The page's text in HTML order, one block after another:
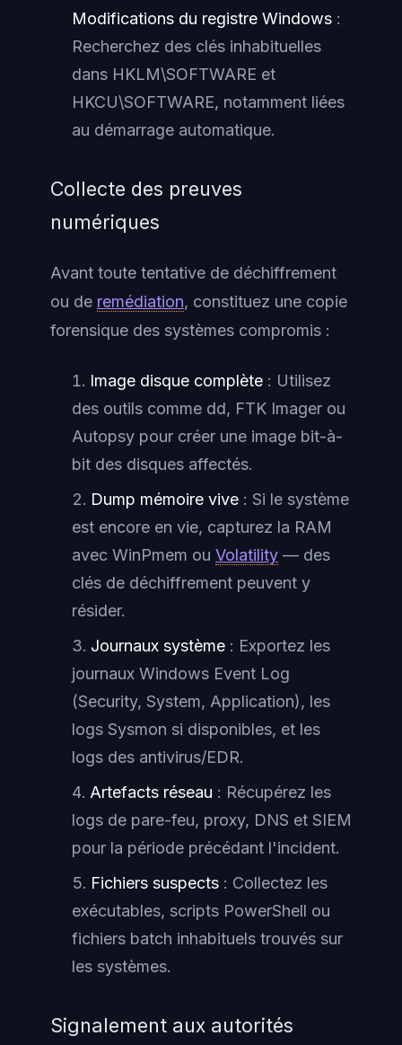
Modifications du registre Windows :
Recherchez des clés inhabituelles
dans HKLM\SOFTWARE et
HKCU\SOFTWARE, notamment liées
au démarrage automatique.
Collecte des preuves
numériques
Avant toute tentative de déchiffrement
ou de remédiation, constituez une copie
forensique des systèmes compromis :
Image disque complète : Utilisez
des outils comme dd, FTK Imager ou
Autopsy pour créer une image bit-à-
bit des disques affectés.
Dump mémoire vive : Si le système
est encore en vie, capturez la RAM
avec WinPmem ou Volatility — des
clés de déchiffrement peuvent y
résider.
Journaux système : Exportez les
journaux Windows Event Log
(Security, System, Application), les
logs Sysmon si disponibles, et les
logs des antivirus/EDR.
Artefacts réseau : Récupérez les
logs de pare-feu, proxy, DNS et SIEM
pour la période précédant l'incident.
Fichiers suspects : Collectez les
exécutables, scripts PowerShell ou
fichiers batch inhabituels trouvés sur
les systèmes.
Signalement aux autorités